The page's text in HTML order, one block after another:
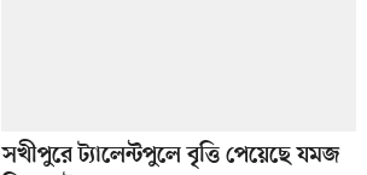
সখীপুরে ট্যালেন্টপুলে বৃত্তি পেয়েছে যমজ